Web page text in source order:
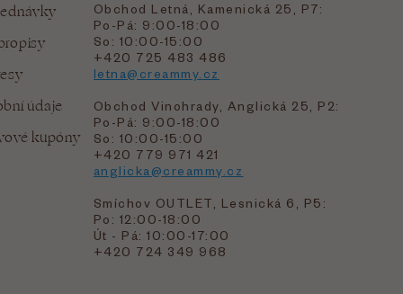
údaje
kupóny
Obchod Letná, Kamenická 25, P7:
Po-Pá: 9:00-18:00
So: 10:00-15:00
+420 725 483 486
letna@creammy.cz
Obchod Vinohrady, Anglická 25, P2:
Po-Pá: 9:00-18:00
So: 10:00-15:00
+420 779 971 421
anglicka@creammy.cz
Smíchov OUTLET, Lesnická 6, P5:
Po: 12:00-18:00
Út - Pá: 10:00-17:00
+420 724 349 968